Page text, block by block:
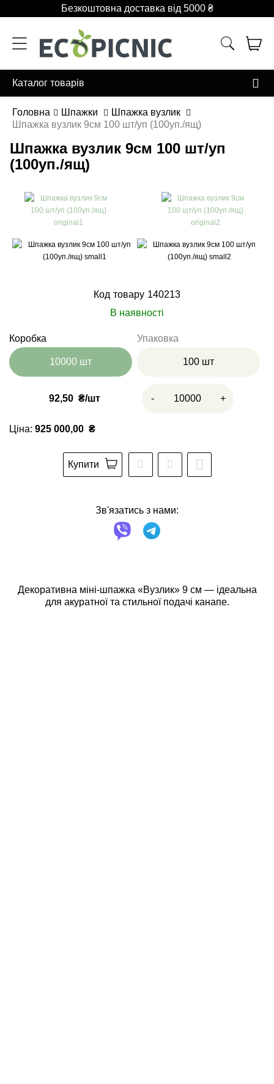
Безкоштовна доставка від 5000 ₴
Каталог товарів
Головна Шпажки
Шпажка вузлик
Шпажка вузлик 9см 100 шт/уп (100уп./ящ)
Шпажка вузлик 9см 100 шт/уп
(100уп./ящ)
Код товару 140213
В наявності
Коробка
10000 шт
Упаковка
100 шт
92,50 ₴ - +
Ціна: 925 000,00 ₴
Купити
Зв'язатись з нами:
Декоративна міні-шпажка «Вузлик» 9 см — ідеальна
для акуратної та стильної подачі канапе.